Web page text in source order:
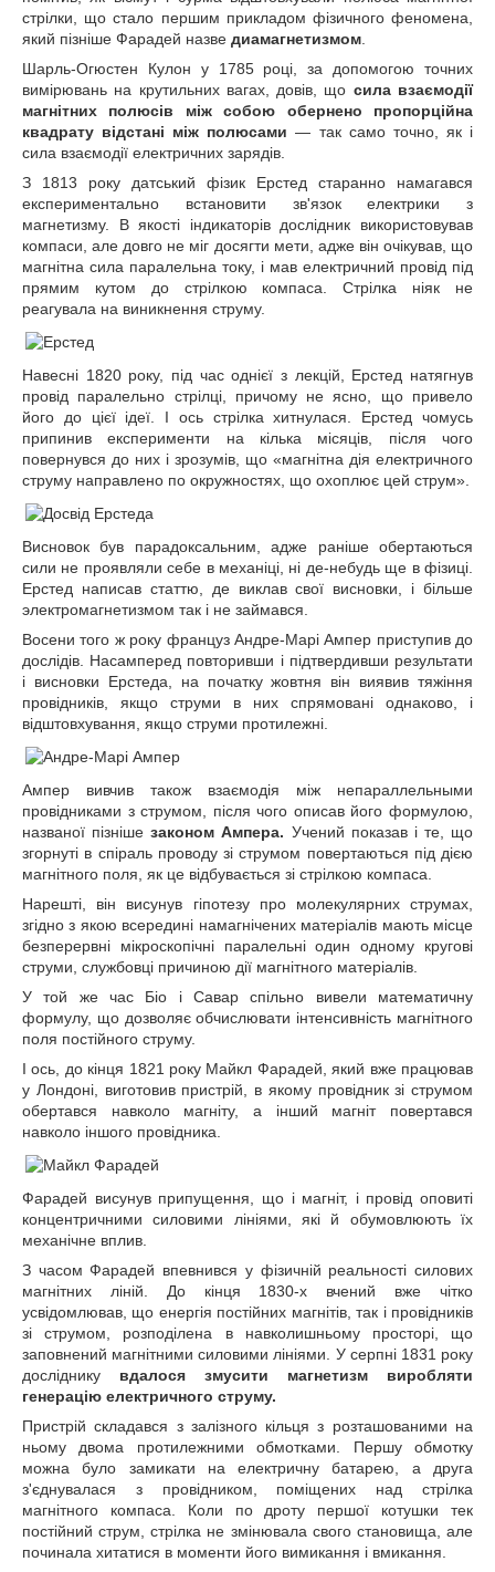
стрілки, що стало першим прикладом фізичного феномена,
який пізніше Фарадей назве диамагнетизмом
Шарль-Огюстен Кулон у 1785 році, за допомогою точних
вимірювань на крутильних вагах, довів, що сила взаємодії
магнітних полюсів між собою обернено пропорційна
квадрату відстані між полюсами ― так само точно, як і
сила взаємодії електричних зарядів.
З 1813 року датський фізик Ерстед старанно намагався
експериментально встановити зв'язок електрики з
магнетизму. В якості індикаторів дослідник використовував
компаси, але довго не міг досягти мети, адже він очікував, що
магнітна сила паралельна току, і мав електричний провід під
прямим кутом до стрілкою компаса. Стрілка ніяк не
реагувала на виникнення струму.
Навесні 1820 року, під час однієї з лекцій, Ерстед натягнув
провід паралельно стрілці, причому не ясно, що привело
його до цієї ідеї. І ось стрілка хитнулася. Ерстед чомусь
припинив експерименти на кілька місяців, після чого
повернувся до них і зрозумів, що «магнітна дія електричного
струму направлено по окружностях, що охоплює цей струм».
Висновок був парадоксальним, адже раніше обертаються
сили не проявляли себе в механіці, ні де-небудь ще в фізиці.
Ерстед написав статтю, де виклав свої висновки, і більше
электромагнетизмом так і не займався.
Восени того ж року француз Андре-Марі Ампер приступив до
дослідів. Насамперед повторивши і підтвердивши результати
і висновки Ерстеда, на початку жовтня він виявив тяжіння
провідників, якщо струми в них спрямовані однаково, і
відштовхування, якщо струми протилежні.
Ампер вивчив також взаємодія між непараллельными
провідниками з струмом, після чого описав його формулою,
названої пізнішезаконом Ампера. Учений показав і те, що
згорнуті в спіраль проводу зі струмом повертаються під дією
магнітного поля, як це відбувається зі стрілкою компаса.
Нарешті, він висунув гіпотезу про молекулярних струмах,
згідно з якою всередині намагнічених матеріалів мають місце
безперервні мікроскопічні паралельні один одному кругові
струми, службовці причиною дії магнітного матеріалів.
У той же час Біо і Савар спільно вивели математичну
формулу, що дозволяє обчислювати інтенсивність магнітного
поля постійного струму.
І ось, до кінця 1821 року Майкл Фарадей, який вже працював
у Лондоні, виготовив пристрій, в якому провідник зі струмом
обертався навколо магніту, а інший магніт повертався
навколо іншого провідника.
Фарадей висунув припущення, що і магніт, і провід оповиті
концентричними силовими лініями, які й обумовлюють їх
механічне вплив.
З часом Фарадей впевнився у фізичній реальності силових
магнітних ліній. До кінця 1830-х вчений вже чітко
усвідомлював, що енергія постійних магнітів, так і провідників
зі струмом, розподілена в навколишньому просторі, що
заповнений магнітними силовими лініями. У серпні 1831 року
досліднику вдалося змусити магнетизм виробляти
генерацію електричного струму.
Пристрій складався з залізного кільця з розташованими на
ньому двома протилежними обмотками. Першу обмотку
можна було замикати на електричну батарею, а друга
з'єднувалася з провідником, поміщених над стрілка
магнітного компаса. Коли по дроту першої котушки тек
постійний струм, стрілка не змінювала свого становища, але
починала хитатися в моменти його вимикання і вмикання.